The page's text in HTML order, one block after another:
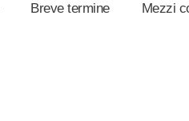
Breve termine Mezzi